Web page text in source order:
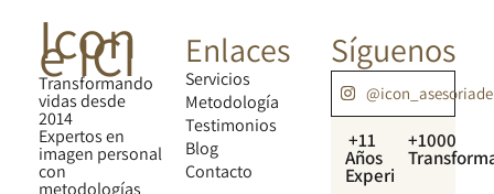
Icon
e ICI
Transformando
vidas desde
2014
Expertos en
imagen personal
con
metodologías
Enlaces
Servicios
Metodología
Testimonios
Blog
Contacto
Síguenos
+11
Años
Experiencia
+1000